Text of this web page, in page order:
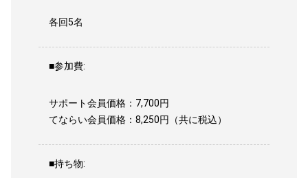
各回5名
■参加費:
サポート会員価格：7,700円
てならい会員価格：8,250円（共に税込）
■持ち物: